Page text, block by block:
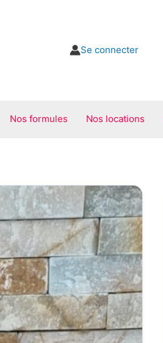
Se connecter
Nos formules Nos locations